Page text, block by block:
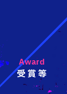
受賞等
Award
科